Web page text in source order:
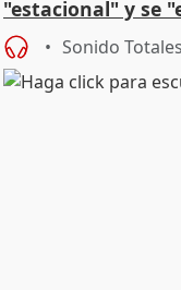
"estacional" y se
Sonido Totales